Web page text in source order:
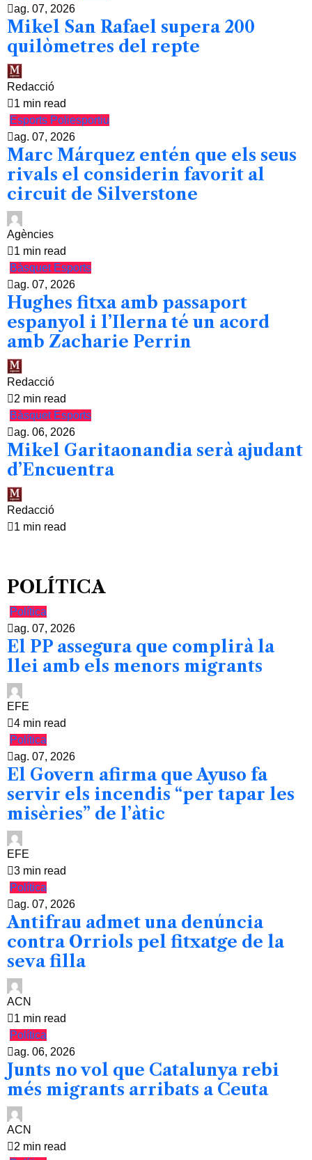
ag. 07, 2026
Mikel San Rafael supera 200
quilòmetres del repte
Redacció
1 min read
Esports Poliesportiu
ag. 07, 2026
Marc Márquez entén que els seus
rivals el considerin favorit al
circuit de Silverstone
Agències
1 min read
Bàsquet Esports
ag. 07, 2026
Hughes fitxa amb passaport
espanyol i l’Ilerna té un acord
amb Zacharie Perrin
Redacció
2 min read
Bàsquet Esports
ag. 06, 2026
Mikel Garitaonandia serà ajudant
d’Encuentra
Redacció
1 min read
POLÍTICA
Política
ag. 07, 2026
El PP assegura que complirà la
llei amb els menors migrants
EFE
4 min read
Política
ag. 07, 2026
El Govern afirma que Ayuso fa
servir els incendis “per tapar les
misèries” de l’àtic
EFE
3 min read
Política
ag. 07, 2026
Antifrau admet una denúncia
contra Orriols pel fitxatge de la
seva filla
ACN
1 min read
Política
ag. 06, 2026
Junts no vol que Catalunya rebi
més migrants arribats a Ceuta
ACN
2 min read